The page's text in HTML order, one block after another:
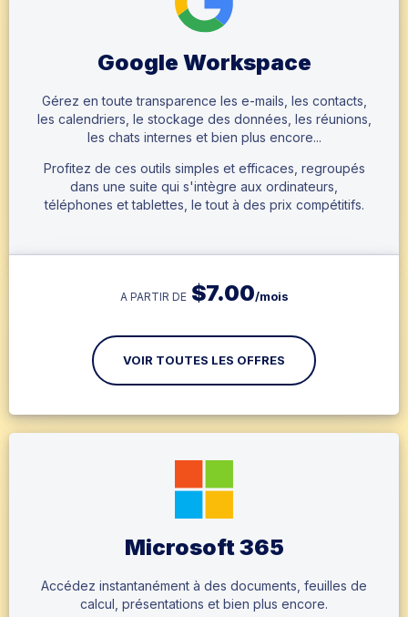
Google Workspace
Gérez en toute transparence les e-mails, les contacts,
les calendriers, le stockage des données, les réunions,
les chats internes et bien plus encore...
Profitez de ces outils simples et efficaces, regroupés
dans une suite qui s'intègre aux ordinateurs,
téléphones et tablettes, le tout à des prix compétitifs.
A PARTIR DE $7.00/mois
VOIR TOUTES LES OFFRES
Microsoft 365
Accédez instantanément à des documents, feuilles de
calcul, présentations et bien plus encore.